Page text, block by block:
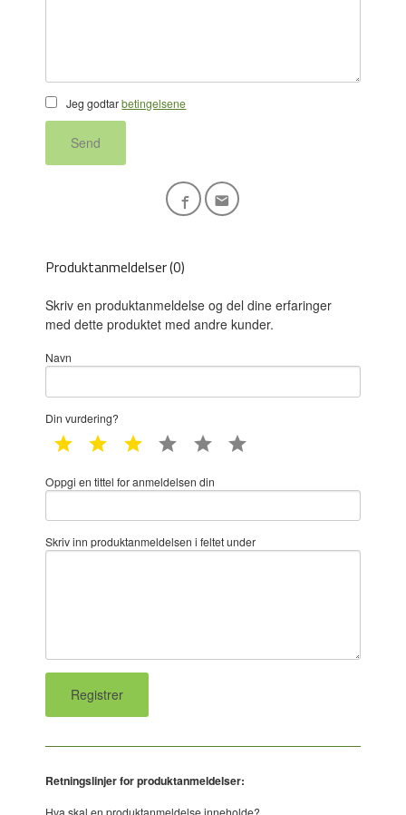
Jeg godtarbetingelsene
Send
Produktanmeldelser (0)
Skriv en produktanmeldelse og del dine erfaringer
med dette produktet med andre kunder.
Navn
Din vurdering?
1 star 2 star 3 star 4 star 5 star
Oppgi en tittel for anmeldelsen din
Skriv inn produktanmeldelsen i feltet under
Retningslinjer for produktanmeldelser:
Hva skal en produktanmeldelse inneholde?